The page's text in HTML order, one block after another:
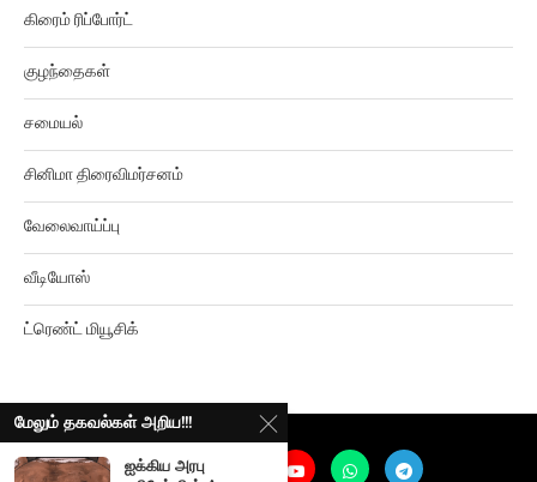
கிரைம் ரிப்போர்ட்
குழந்தைகள்
சமையல்
சினிமா திரைவிமர்சனம்
வேலைவாய்ப்பு
வீடியோஸ்
ட்ரெண்ட் மியூசிக்
மேலும் தகவல்கள் அறிய!!!
ஐக்கிய அரபு